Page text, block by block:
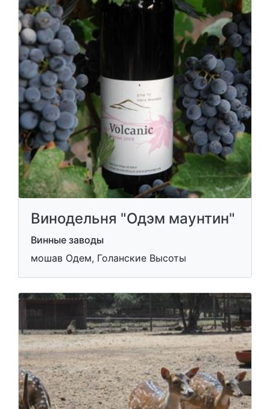
Винодельня "Одэм маунтин"
Винные заводы
мошав Одем, Голанские Высоты